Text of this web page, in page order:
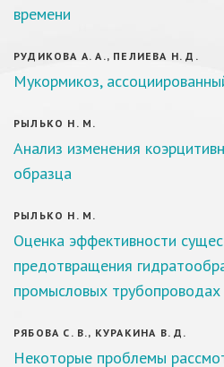
времени
РУДИКОВА А. А., ПЕЛИЕВА Н. Д.
Мукормикоз,
РЫЛЬКО Н. М.
Анализ изменения
образца
РЫЛЬКО Н. М.
Оценка эффективности
предотвращения
промысловых трубопроводах
РЯБОВА С. В., КУРАКИНА В. Д.
Некоторые проблемы